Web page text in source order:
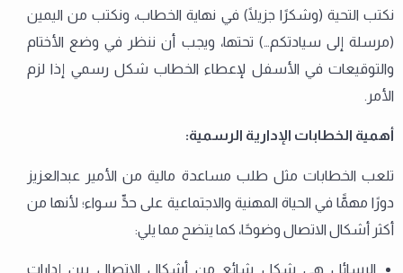
نكتب التحية (وشكرًا جزيلًا) في نهاية الخطاب، ونكتب من اليمين
(مرسلة إلى سيادتكم…) تحتها، ويجب أن ننظر في وضع الأختام
والتوقيعات في الأسفل لإعطاء الخطاب شكل رسمي إذا لزم
الأمر.
أهمية الخطابات الإدارية الرسمية:
تلعب الخطابات مثل طلب مساعدة مالية من الأمير عبدالعزيز
دورًا مهمًّا في الحياة المهنية والاجتماعية على حدٍّ سواء؛ لأنها من
أكثر أشكال الاتصال وضوحًا، كما يتضح مما يلي:
الرسائل هي شكل شائع من أشكال الاتصال بين إدارات